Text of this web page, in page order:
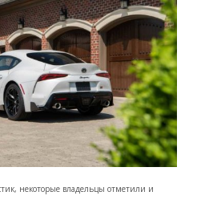
некоторые владельцы отметили и